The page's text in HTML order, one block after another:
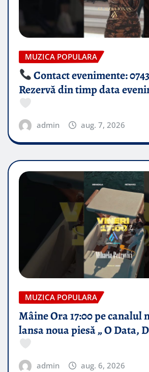
MUZICA POPULARA
Contact evenimente: 0743
Rezervă din timp data
admin aug. 7, 2026
MUZICA POPULARA
Mâine Ora 17:00 pe canalul
lansa noua piesă „ O Data,
admin aug. 6, 2026